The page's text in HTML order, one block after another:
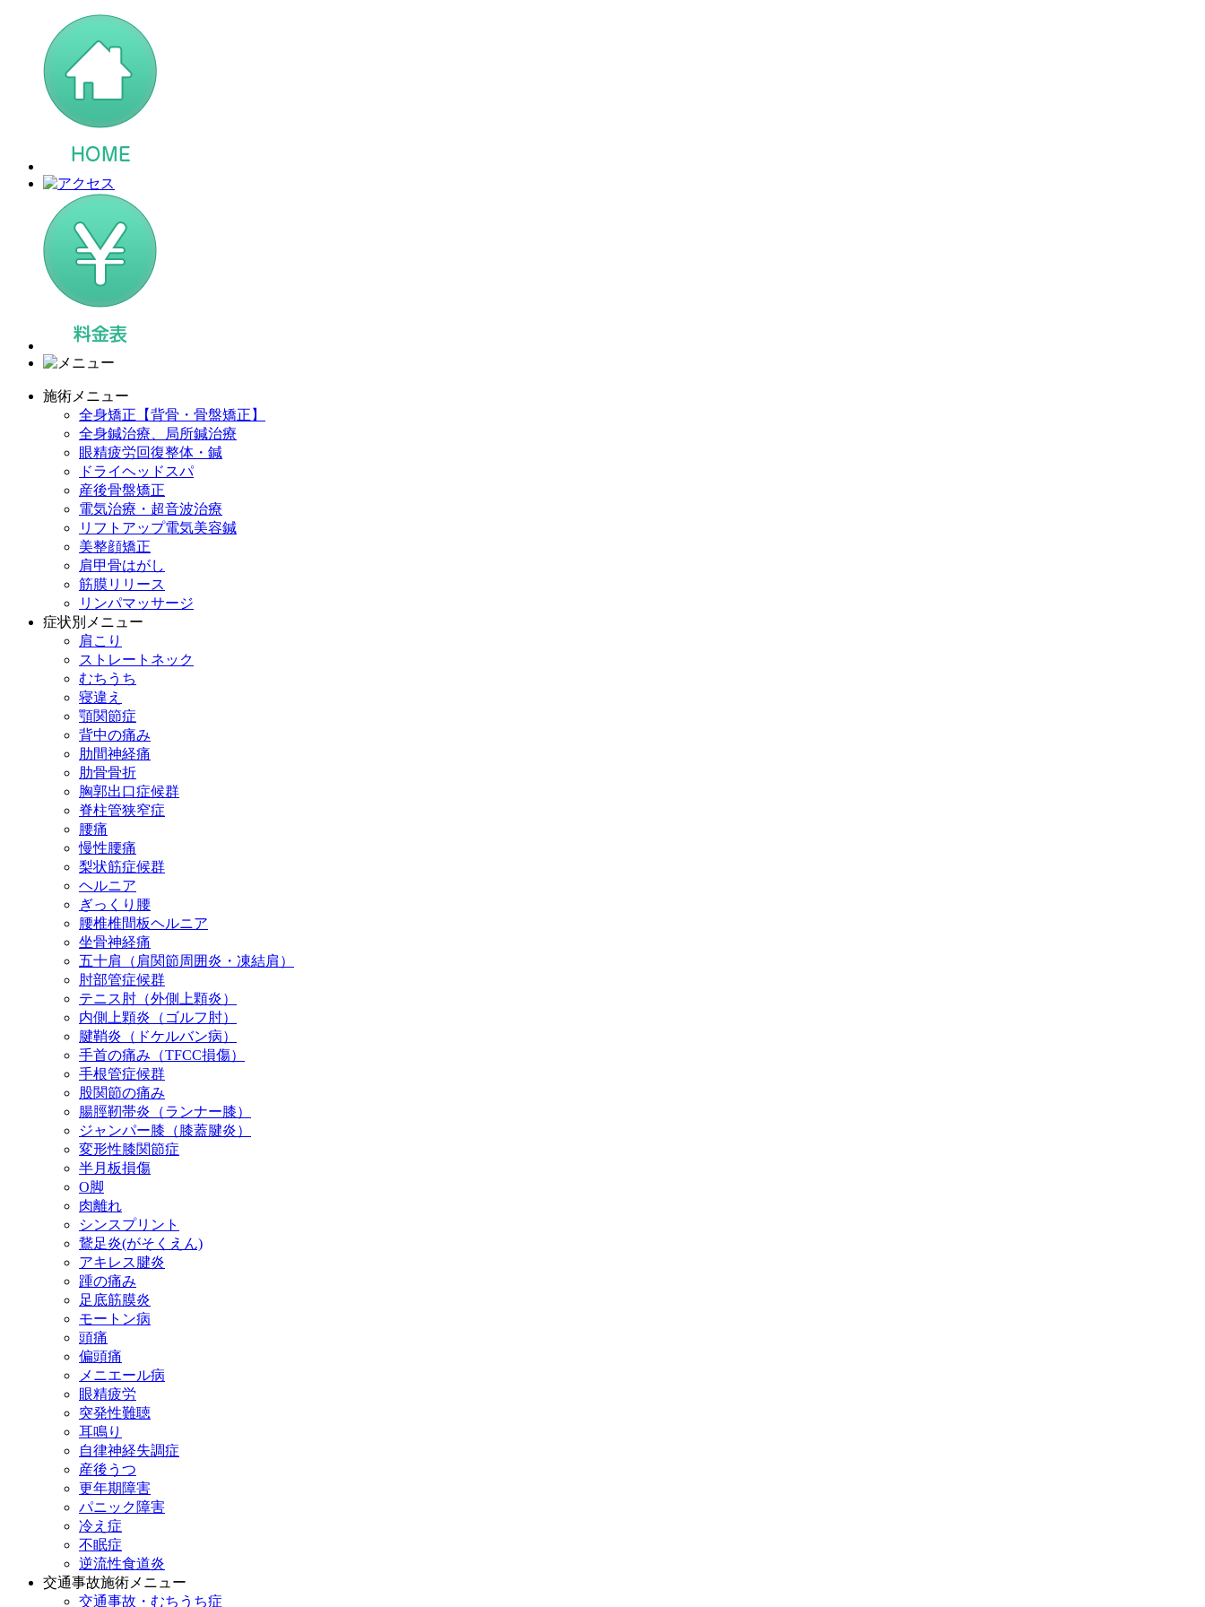
施術メニュー
全身矯正【背骨・骨盤矯正】
全身鍼治療、局所鍼治療
眼精疲労回復整体・鍼
ドライヘッドスパ
産後骨盤矯正
電気治療・超音波治療
リフトアップ電気美容鍼
美整顔矯正
肩甲骨はがし
筋膜リリース
リンパマッサージ
症状別メニュー
肩こり
ストレートネック
むちうち
寝違え
顎関節症
背中の痛み
肋間神経痛
肋骨骨折
胸郭出口症候群
脊柱管狭窄症
腰痛
慢性腰痛
梨状筋症候群
ヘルニア
ぎっくり腰
腰椎椎間板ヘルニア
坐骨神経痛
五十肩（肩関節周囲炎・凍結肩）
肘部管症候群
テニス肘（外側上顆炎）
内側上顆炎（ゴルフ肘）
腱鞘炎（ドケルバン病）
手首の痛み（TFCC損傷）
手根管症候群
股関節の痛み
腸脛靭帯炎（ランナー膝）
ジャンパー膝（膝蓋腱炎）
変形性膝関節症
半月板損傷
O脚
肉離れ
シンスプリント
鵞足炎(がそくえん)
アキレス腱炎
踵の痛み
足底筋膜炎
モートン病
頭痛
偏頭痛
メニエール病
眼精疲労
突発性難聴
耳鳴り
自律神経失調症
産後うつ
更年期障害
パニック障害
冷え症
不眠症
逆流性食道炎
交通事故施術メニュー
交通事故・むちうち症